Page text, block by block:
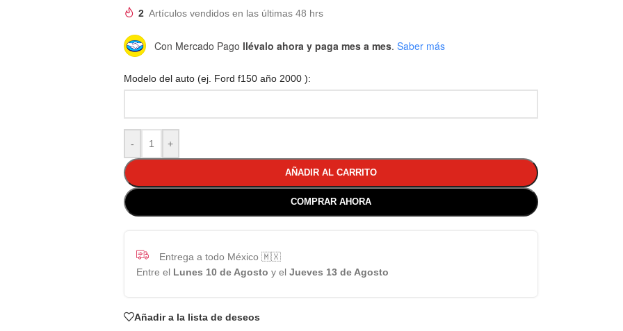
2 Artículos vendidos en las últimas 48 hrs
Con Mercado Pago llévalo ahora y paga mes a mes. Saber más
Modelo del auto (ej. Ford f150 año 2000 ):
- +
AÑADIR AL CARRITO
COMPRAR AHORA
Entrega a todo México 🇲🇽
Entre el Lunes 10 de Agosto y el Jueves 13 de Agosto
Añadir a la lista de deseos